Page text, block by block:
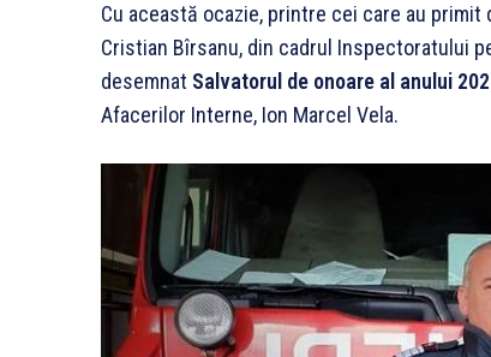
Cu această ocazie, printre cei care au
Cristian Bîrsanu, din cadrul Inspectoratului
desemnat Salvatorul de onoare al anului
Afacerilor Interne, Ion Marcel Vela.